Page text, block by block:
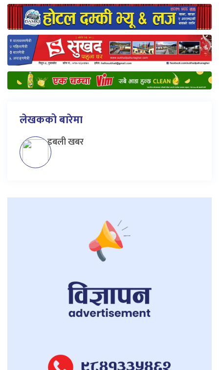
लेखकको बारेमा
डबली खबर